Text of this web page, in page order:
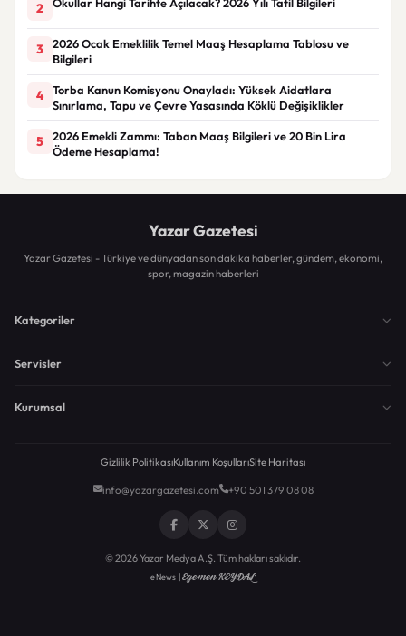
2
3
2026 Ocak Emeklilik Temel Maaş Hesaplama Tablosu ve
Bilgileri
4
Torba Kanun Komisyonu Onayladı: Yüksek Aidatlara
Sınırlama, Tapu ve Çevre Yasasında Köklü Değişiklikler
5
2026 Emekli Zammı: Taban Maaş Bilgileri ve 20 Bin Lira
Ödeme Hesaplama!
Yazar Gazetesi
Yazar Gazetesi - Türkiye ve dünyadan son dakika haberler, gündem, ekonomi,
spor, magazin haberleri
Kategoriler
Servisler
Kurumsal
Gizlilik PolitikasıKullanım KoşullarıSite Haritası
info@yazargazetesi.com +90 501 379 08 08
© 2026 Yazar Medya A.Ş. Tüm hakları saklıdır.
eNews |Egemen KEYDAL